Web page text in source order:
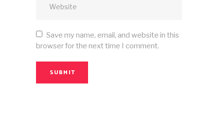
Save my name, email, and website in this
browser for the next time I comment.
SUBMIT